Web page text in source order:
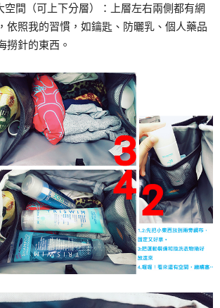
空間（可上下分層）：上層左右兩側都有網
依照我的習慣，如鑰匙、防曬乳、個人藥品
撈針的東西。